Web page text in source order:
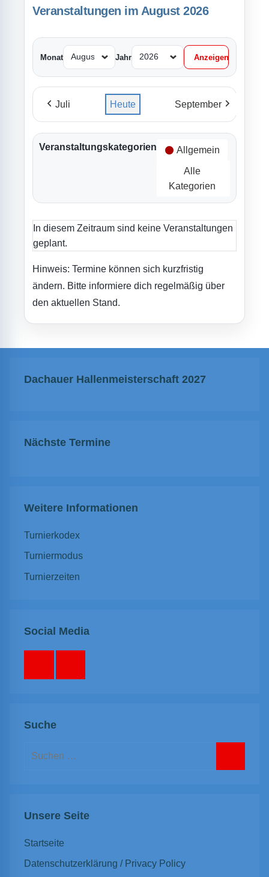
Veranstaltungen im August 2026
Monat Jahr
Juli Heute September
Veranstaltungskategorien Allgemein
Alle
Kategorien
In diesem Zeitraum sind keine Veranstaltungen
geplant.
Hinweis: Termine können sich kurzfristig
ändern. Bitte informiere dich regelmäßig über
den aktuellen Stand.
Dachauer Hallenmeisterschaft 2027
Nächste Termine
Weitere Informationen
Turnierkodex
Turniermodus
Turnierzeiten
Social Media
Suche
Suchen
Unsere Seite
Startseite
Datenschutzerklärung / Privacy Policy